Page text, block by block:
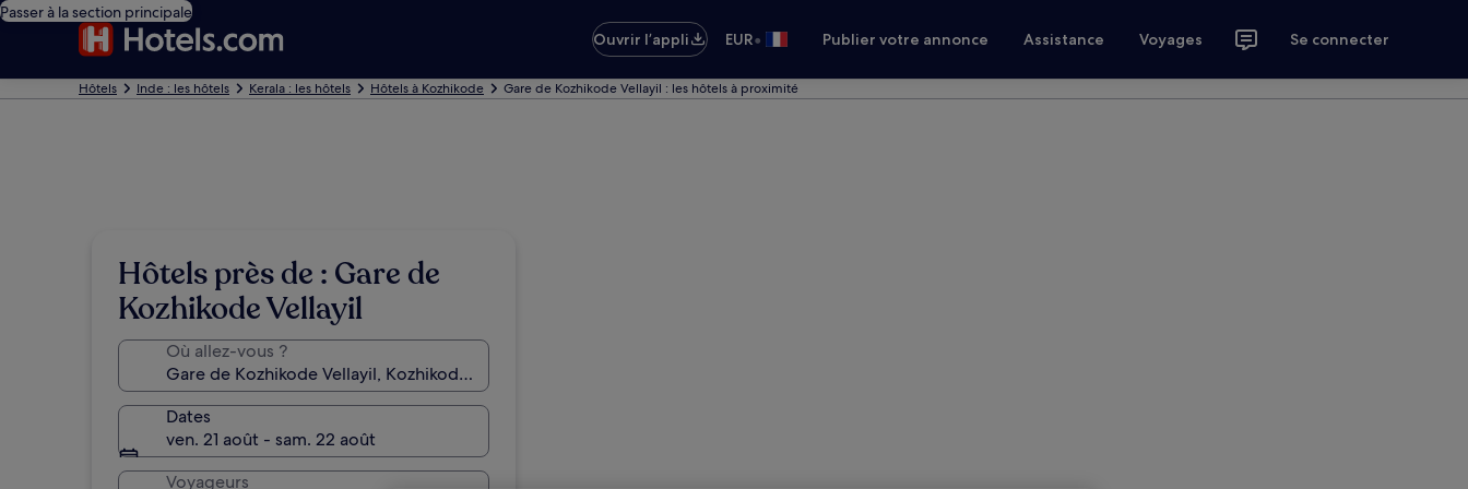
Passer à la section principale
Ouvrir l’appli
EUR• Publier votre annonce Assistance Voyages Se connecter
Hôtels Inde : les hôtels Kerala : les hôtels Hôtels à Kozhikode Gare de Kozhikode Vellayil : les hôtels à proximité
Hôtels près de : Gare de
Kozhikode Vellayil
Où allez-vous ?
Dates
ven. 21 août - sam. 22 août
Voyageurs